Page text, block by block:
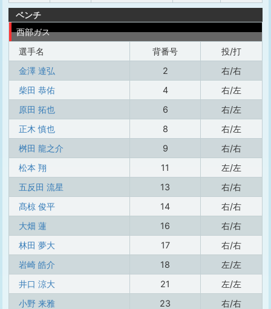
ベンチ
西部ガス
選手名
背番号
投/打
金澤 達弘
2
右/右
柴田 恭佑
4
右/左
原田 拓也
6
右/左
正木 慎也
8
右/左
桝田 龍之介
9
右/右
松本 翔
11
左/左
五反田 流星
13
右/右
髙椋 俊平
14
右/右
大畑 蓮
16
右/右
林田 夢大
17
右/右
岩崎 皓介
18
左/左
井口 涼大
21
左/左
小野 来雅
23
右/右